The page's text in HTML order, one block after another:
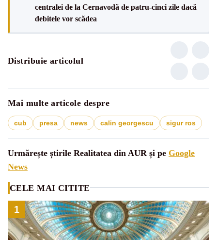
centralei de la Cernavodă de patru-cinci zile dacă
debitele vor scădea
Distribuie articolul
Mai multe articole despre
cub presa news calin georgescu sigur ros
Urmărește știrile Realitatea din AUR și pe Google
News
CELE MAI CITITE
1